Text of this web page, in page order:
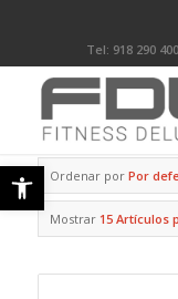
Abrir
Tel: 918 290 400
Ordenar por Por
Mostrar 15 Artículos